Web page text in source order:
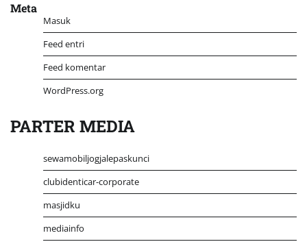
Meta
Masuk
Feed entri
Feed komentar
WordPress.org
PARTER MEDIA
sewamobiljogjalepaskunci
clubidenticar-corporate
masjidku
mediainfo